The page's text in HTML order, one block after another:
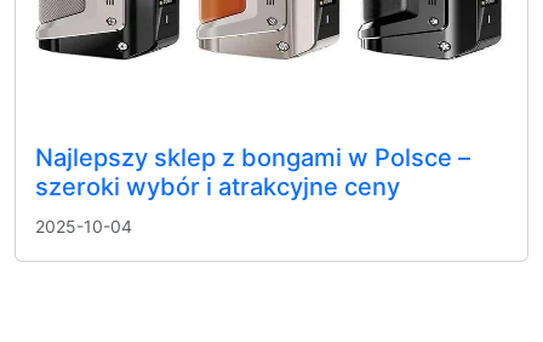
Najlepszy sklep z bongami w Polsce –
szeroki wybór i atrakcyjne ceny
2025-10-04